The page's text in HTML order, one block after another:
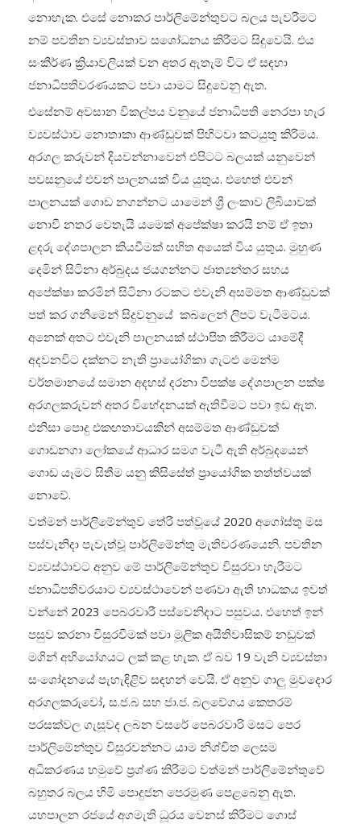
නොහැක. එසේ නොකර පාර්ලිමේන්තුවට බලය පැවරීමට
නම් පවතින ව්‍යවස්තාව සශෝධනය කිරීමට සිදුවෙයි. එය
සංකීර්ණ ක්‍රියාවලියක් වන අතර ඇතැම් විට ඒ සඳහා
ජනාධිපතිවරණයකට පවා යාමට සිදුවෙනු ඇත.
එසේනම් අවසාන විකල්පය වනුයේ ජනාධිපති නෙරපා හැර
ව්‍යවස්ථාව නොතාකා ආණ්ඩුවක් පිහිටවා කටයුතු කිරිමය.
අරගල කරුවන් දියවන්නාවෙන් එපිටට බලයක් යනුවෙන්
පවසනුයේ එවන් පාලනයක් විය යුතුය. එහෙත් එවන්
පාලනයක් ගොඩ නගන්නට යාමෙන් ශ්‍රී ලංකාව ලිබියාවක්
නොවී නතර වෙතැයි යමෙක් අපේක්ෂා කරයි නම් ඒ ඉතා
ළදරු දේශපාලන කියවීමක් සහිත අයෙක් විය යුතුය. මුහුණ
දෙමින් සිටිනා අර්බුදය ජයගන්නට ජාත්‍යන්තර සහය
අපේක්ෂා කරමින් සිටිනා රටකට එවැනි අසම්මත ආණ්ඩුවක්
පත් කර ගනීමෙන් සිදුවනුයේ කබලෙන් ලිපට වැටීමටය.
අනෙක් අතට එවැනි පාලනයක් ස්ථාපිත කිරීමට යාමේදී
අදවනවිට දක්නට නැති ප්‍රායෝගිකා ගැටළු මෙන්ම
වර්තමානයේ සමාන අදහස් දරනා විපක්ෂ දේශපාලන පක්ෂ
අරගලකරුවන් අතර විභේදනයක් ඇතිවීමට පවා ඉඩ ඇත.
එනිසා පොදු එකඟතාවයකින් අසම්මත ආණ්ඩුවක්
ගොඩනගා ලෝකයේ ආධාර සමග වැටී ඇති අර්බුදයෙන්
ගොඩ යෑමට සිතීම යනු කිසිසේත් ප්‍රායෝගික තත්ත්වයක්
නොවේ.
වත්මන් පාර්ලිමේන්තුව තේරී පත්වූයේ 2020 අගෝස්තු මස
පස්වැනිදා පැවැත්වූ පාර්ලිමේන්තු මැතිවරණයෙනි. පවතින
ව්‍යවස්ථාවට අනුව මේ පාර්ලිමේන්තුව විසුරවා හැරීමට
ජනාධිපතිවරයාට ව්‍යවස්ථාවෙන් පණවා ඇති භාධකය ඉවත්
වන්නේ 2023 පෙබරවාරී පස්වෙනිදාට පසුවය. එහෙත් ඉන්
පසුව කරනා විසුරවීමක් පවා මූලික අයිතිවාසිකම් නඩුවක්
මගින් අභියෝගයට ලක් කළ හැක. ඒ බව 19 වැනි ව්‍යවස්තා
සංශෝදනයේ පැහැඳිළිව සඳහන් වෙයි. ඒ අනුව ගාලු‍ මුවදොර
අරගලකරුවෝ, ස.ජ.බ සහ ජා.ජ. බලවේගය කෙතරම්
පරසක්වල ගැසූවද ලබන වසරේ පෙබරවාරි මසට පෙර
පාර්ලිමේන්තුව විසුරවන්නට යාම නිශ්චිත ලෙසම
අධිකරණය හමුවේ ප්‍රශ්ණ කිරීමට වත්මන් පාර්ලිමේන්තුවේ
බහුතර බලය හිමි පොදුජන පෙරමුණ පෙළබෙනු ඇත.
යහපාලන රජයේ අගමැති ධූරය වෙනස් කිරීමට ගොස්